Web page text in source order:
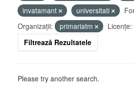
invatamant
universitati
Organizații:
primariatm Licenţe:
Filtrează Rezultatele
Please try another search.